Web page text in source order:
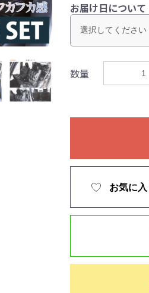
お届け日について
数量
お気に